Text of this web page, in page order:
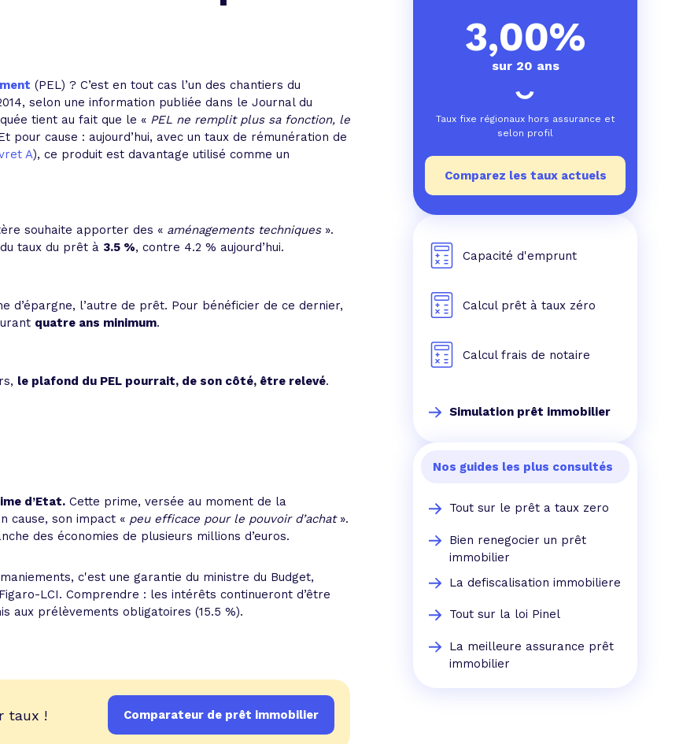
Toutes les simulations de prêt
!
Toutes les simulations de crédit conso
! de crédits
(PEL) ? C’est en tout cas l’un des chantiers du
selon une information publiée dans le Journal du
tient au fait que le « PEL ne remplit plus sa fonction, le
pour cause : aujourd’hui, avec un taux de rémunération de
A), ce produit est davantage utilisé comme un
souhaite apporter des « aménagements techniques».
taux du prêt à 3.5 %, contre 4.2 % aujourd’hui.
d’épargne, l’autre de prêt. Pour bénéficier de ce dernier,
quatre ans minimum.
le plafond du PEL pourrait, de son côté, être relevé.
d’Etat. Cette prime, versée au moment de la
cause, son impact « peu efficace pour le pouvoir d’achat ».
des économies de plusieurs millions d’euros.
c'est une garantie du ministre du Budget,
LCI. Comprendre : les intérêts continueront d’être
aux prélèvements obligatoires (15.5 %).
taux ! Comparateur de prêt immobilier
3,00%
sur 20 ans
Taux fixe régionaux hors assurance et
selon profil
Comparez les taux actuels
Capacité d'emprunt
Calcul prêt à taux zéro
Calcul frais de notaire
Simulation prêt immobilier
Nos guides les plus consultés
Tout sur le prêt a taux zero
Bien renegocier un prêt
immobilier
La defiscalisation immobiliere
Tout sur la loi Pinel
La meilleure assurance prêt
immobilier